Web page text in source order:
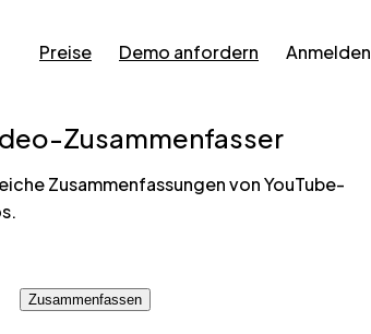
Preise Demo anfordern Anmelden
Zusammenfasser
Zusammenfassungen von YouTube-